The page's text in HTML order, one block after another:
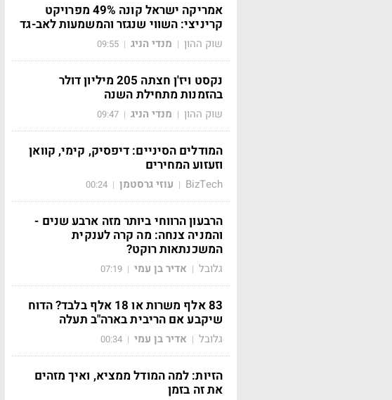
אמריקה ישראל קונה 49% מפרויקט
קריניצי: השווי שנגזר והמשמעות לאב-גד
שוק ההון | מנדי הניג |
09:55
נקסט ויז'ן חצתה 205 מיליון דולר
בהזמנות מתחילת השנה
שוק ההון | מנדי הניג |
09:47
המודלים הסיניים: דיפסיק, קימי, קוואן
וזעזוע המחירים
BizTech
| עוזי גרסטמן |
00:24
הרבעון הרווחי ביותר מזה ארבע שנים -
והמניה צנחה: מה קרה לענקית
המשכנתאות רוקט?
גלובל | אדיר בן עמי |
07:19
83 אלף משרות או 18 אלף בלבד? הדוח
שיקבע אם הריבית בארה"ב תעלה
גלובל | אדיר בן עמי |
00:34
הזיות: למה המודל ממציא, ואיך מזהים
את זה בזמן